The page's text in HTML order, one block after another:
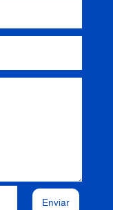
Enviar